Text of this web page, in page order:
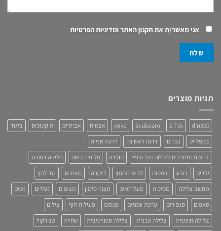
אני מאשר/ת אתתקנון האתר ומדיניות הפרטיות
תגיות מוצרים
din300
S-Tek
Scubapro
yoke אבטוח אביזרים אוקטופוס
ביגוד
בקפלייט
גברים דרגה ראשונה
דרגה שנייה
זרועות ומחברים לצילום תת מימי
חולצה חליפה יבשה
חליפה רטובה
ילדים
כובע כפפות לבוש תחתון לייקרה מאזנים
מד לחץ
מחשב צלילה
מסיכות מעל המים מצוף סימון מצופים נעליים
נשים
סאפים
סנפירים ערכת ווסתים פנסים פעילות חוף
צילום
צלילה חופשית
צלילה טכנית צלילה ספורטיבית שחייה
שנירקול